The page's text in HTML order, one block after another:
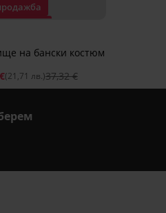
на бански костюм
(21,71 лв.)37,32 €